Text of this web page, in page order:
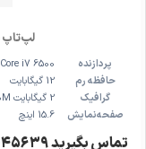
لپ‌تاپ 15 اینچی ایسوس K556UB-B
پردازنده
Core i7 6500
حافظه رم
12 گیگابایت
گرافیک
2 گیگابایت GeForce GT 940M
صفحه‌نمایش
15.6 اینچ
تماس بگیرید ۴۵۶۳۹-۰۲۱